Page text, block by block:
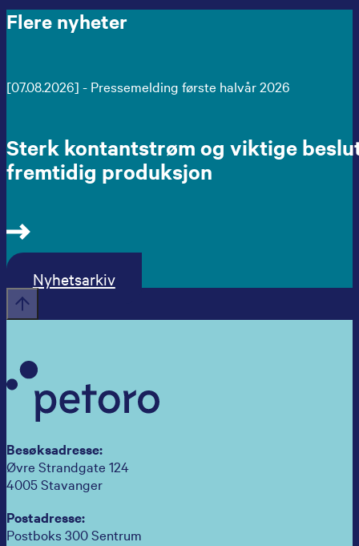
Flere nyheter
[07.08.2026] - Pressemelding første halvår 2026
Sterk kontantstrøm og viktige
fremtidig produksjon
Nyhetsarkiv
Besøksadresse:
Øvre Strandgate 124
4005 Stavanger
Postadresse:
Postboks 300 Sentrum